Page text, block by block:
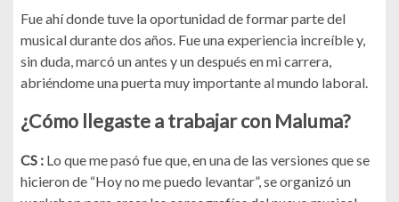
Fue ahí donde tuve la oportunidad de formar parte del
musical durante dos años. Fue una experiencia increíble y,
sin duda, marcó un antes y un después en mi carrera,
abriéndome una puerta muy importante al mundo laboral.
¿Cómo llegaste a trabajar con Maluma?
CS : Lo que me pasó fue que, en una de las versiones que se
hicieron de “Hoy no me puedo levantar”, se organizó un